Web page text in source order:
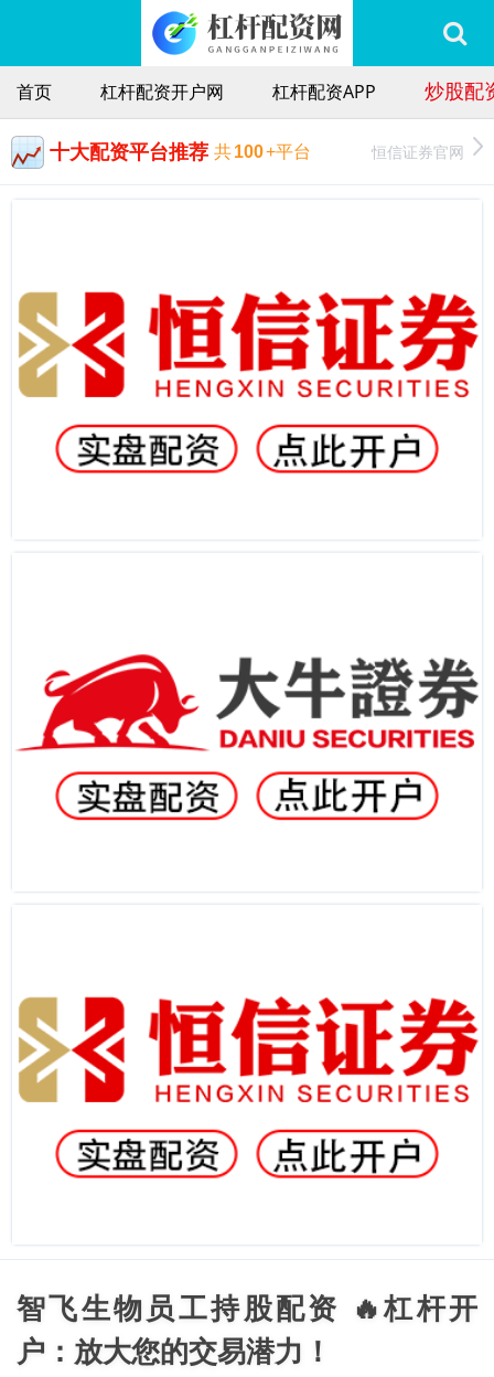
首页 杠杆配资开户网 杠杆配资APP 炒股配
十大配资平台推荐 共100+平台 恒信证券官网
智飞生物员工持股配资 🔥杠杆开
户：放大您的交易潜力！